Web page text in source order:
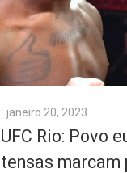
janeiro 20, 2023
UFC Rio: Povo
tensas marcam